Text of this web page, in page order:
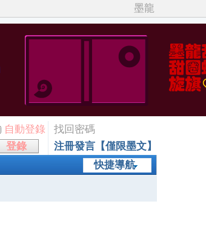
墨龍
自動登錄
找回密碼
登錄
注冊發言【僅限墨文】
快捷導航